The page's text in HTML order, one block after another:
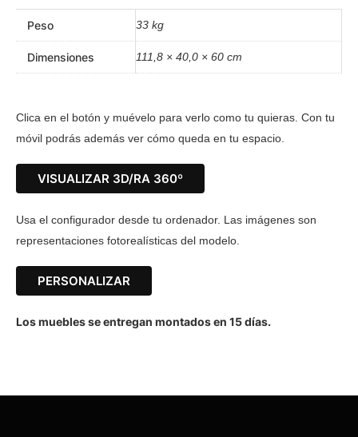
Peso 33 kg
Dimensiones 111,8 × 40,0 × 60 cm
Clica en el botón y muévelo para verlo como tu quieras. Con tu
móvil podrás además ver cómo queda en tu espacio.
VISUALIZAR 3D/RA 360º
Usa el configurador desde tu ordenador. Las imágenes son
representaciones fotorealísticas del modelo.
PERSONALIZAR
Los muebles se entregan montados en 15 días.